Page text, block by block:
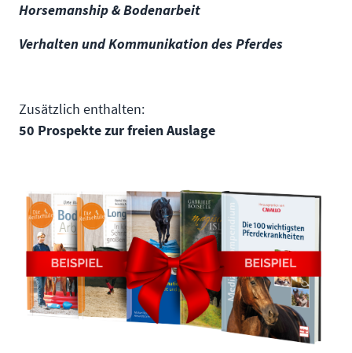
Horsemanship & Bodenarbeit
Verhalten und Kommunikation des Pferdes
Zusätzlich enthalten:
50 Prospekte zur freien Auslage